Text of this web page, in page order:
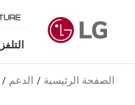
الصفحة الرئيسية الدعم